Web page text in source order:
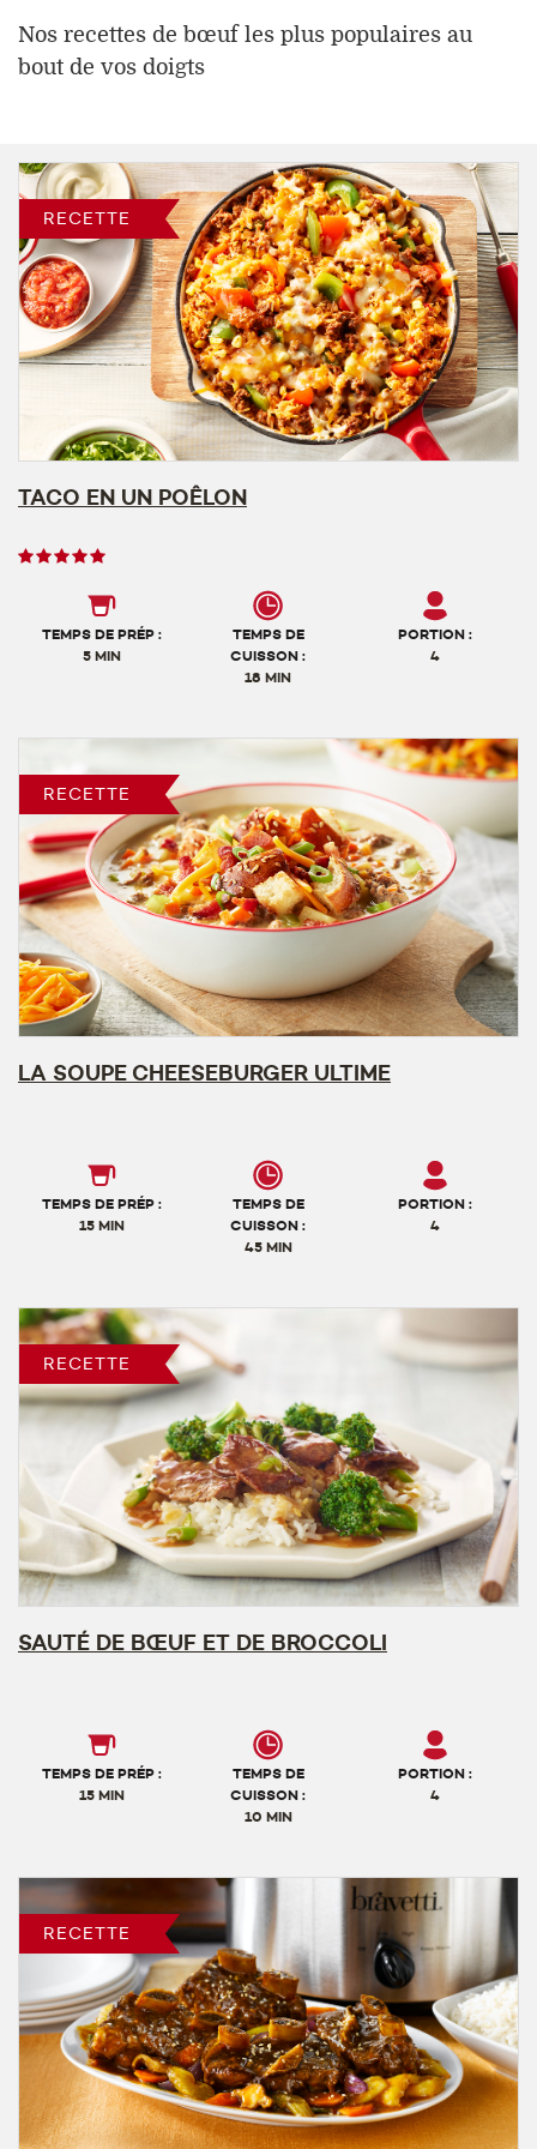
Nos recettes de bœuf les plus populaires au
bout de vos doigts
RECETTE
TACO EN UN POÊLON
Note
utilisateurs,
TEMPS DE PRÉP :
5 MIN
TEMPS DE
CUISSON :
18 MIN
PORTION :
4
RECETTE
LA SOUPE CHEESEBURGER ULTIME
TEMPS DE PRÉP :
15 MIN
TEMPS DE
CUISSON :
45 MIN
PORTION :
4
RECETTE
SAUTÉ DE BŒUF ET DE BROCCOLI
TEMPS DE PRÉP :
15 MIN
TEMPS DE
CUISSON :
10 MIN
PORTION :
4
RECETTE